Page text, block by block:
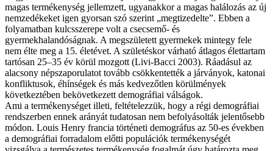
magas termékenység jellemzett, ugyanakkor a magas halálozás az új
nemzedékeket igen gyorsan szó szerint „megtizedelte”. Ebben a
folyamatban kulcsszerepe volt a csecsemő- és
gyermekhalandóságnak. A megszületett gyermekek mintegy fele
nem élte meg a 15. életévet. A születéskor várható átlagos élettartam
tartósan 25–35 év körül mozgott (Livi-Bacci 2003). Ráadásul az
alacsony népszaporulatot tovább csökkentették a járványok, katonai
konfliktusok, éhínségek és más kedvezőtlen körülmények
következtében bekövetkezett demográfiai válságok.
Ami a termékenységet illeti, feltételezzük, hogy a régi demográfiai
rendszerben ennek arányát tudatosan nem befolyásolták jelentősebb
módon. Louis Henry francia történeti demográfus az 50-es években
a demográfiai forradalom előtti populációk termékenységét